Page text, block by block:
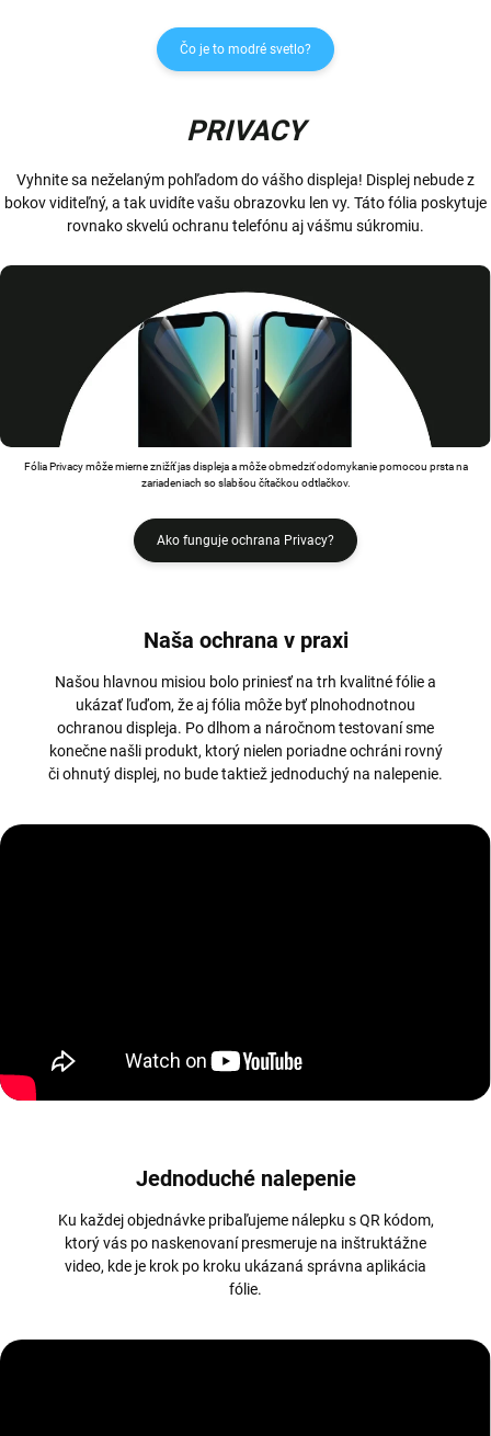
Čo je to modré svetlo?
PRIVACY
Vyhnite sa neželaným pohľadom do vášho displeja! Displej nebude z
bokov viditeľný, a tak uvidíte vašu obrazovku len vy. Táto fólia poskytuje
rovnako skvelú ochranu telefónu aj vášmu súkromiu.
Fólia Privacy môže mierne znižíť jas displeja a môže obmedziť odomykanie pomocou prsta na
zariadeniach so slabšou čítačkou odtlačkov.
Ako funguje ochrana Privacy?
Naša ochrana v praxi
Našou hlavnou misiou bolo priniesť na trh kvalitné fólie a
ukázať ľuďom, že aj fólia môže byť plnohodnotnou
ochranou displeja. Po dlhom a náročnom testovaní sme
konečne našli produkt, ktorý nielen poriadne ochráni rovný
či ohnutý displej, no bude taktiež jednoduchý na nalepenie.
Jednoduché nalepenie
Ku každej objednávke pribaľujeme nálepku s QR kódom,
ktorý vás po naskenovaní presmeruje na inštruktážne
video, kde je krok po kroku ukázaná správna aplikácia
fólie.